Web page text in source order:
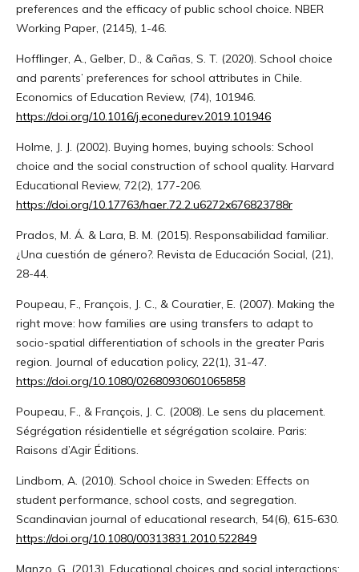
preferences and the efficacy of public school choice. NBER
Working Paper, (2145), 1-46.
Hofflinger, A., Gelber, D., & Cañas, S. T. (2020). School choice
and parents’ preferences for school attributes in Chile.
Economics of Education Review, (74), 101946.
https://doi.org/10.1016/j.econedurev.2019.101946
Holme, J. J. (2002). Buying homes, buying schools: School
choice and the social construction of school quality. Harvard
Educational Review, 72(2), 177-206.
https://doi.org/10.17763/haer.72.2.u6272x676823788r
Prados, M. Á. & Lara, B. M. (2015). Responsabilidad familiar.
¿Una cuestión de género?. Revista de Educación Social, (21),
28-44.
Poupeau, F., François, J. C., & Couratier, E. (2007). Making the
right move: how families are using transfers to adapt to
socio-spatial differentiation of schools in the greater Paris
region. Journal of education policy, 22(1), 31-47.
https://doi.org/10.1080/02680930601065858
Poupeau, F., & François, J. C. (2008). Le sens du placement.
Ségrégation résidentielle et ségrégation scolaire. Paris:
Raisons d’Agir Éditions.
Lindbom, A. (2010). School choice in Sweden: Effects on
student performance, school costs, and segregation.
Scandinavian journal of educational research, 54(6), 615-630.
https://doi.org/10.1080/00313831.2010.522849
Manzo, G. (2013). Educational choices and social interactions: